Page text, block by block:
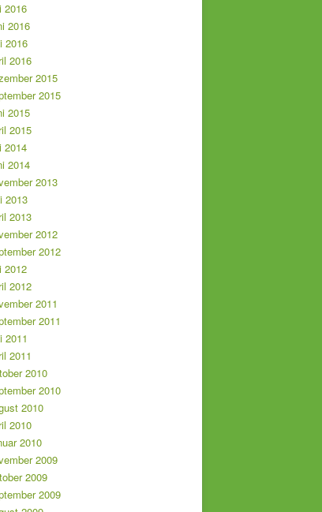
2016
2016
2016
2016
2015
2015
2015
2015
2014
2014
2013
2013
2013
2012
2012
2012
2012
2011
2011
2011
2011
2010
2010
2010
2010
2010
2009
2009
2009